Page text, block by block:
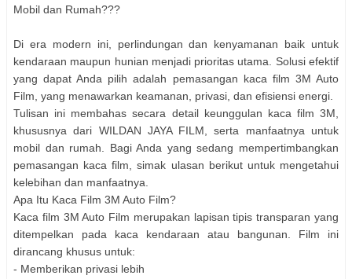
Mobil dan Rumah???
Di era modern ini, perlindungan dan kenyamanan baik untuk
kendaraan maupun hunian menjadi prioritas utama. Solusi efektif
yang dapat Anda pilih adalah pemasangan kaca film 3M Auto
Film, yang menawarkan keamanan, privasi, dan efisiensi energi.
Tulisan ini membahas secara detail keunggulan kaca film 3M,
khususnya dari WILDAN JAYA FILM, serta manfaatnya untuk
mobil dan rumah. Bagi Anda yang sedang mempertimbangkan
pemasangan kaca film, simak ulasan berikut untuk mengetahui
kelebihan dan manfaatnya.
Apa Itu Kaca Film 3M Auto Film?
Kaca film 3M Auto Film merupakan lapisan tipis transparan yang
ditempelkan pada kaca kendaraan atau bangunan. Film ini
dirancang khusus untuk:
- Memberikan privasi lebih